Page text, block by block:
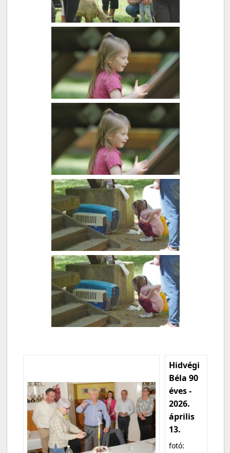
Hidvégi
Béla 90
éves -
2026.
április
13.
fotó: